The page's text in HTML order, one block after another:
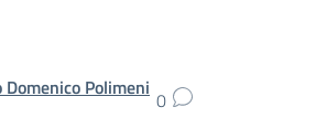
Polimeni
0